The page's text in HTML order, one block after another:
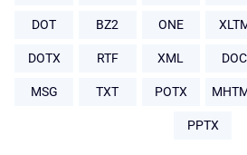
DOT BZ2 ONE
DOTX RTF XML DOC
MSG TXT POTX
PPTX